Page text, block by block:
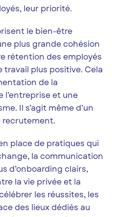
leur priorité.
le bien-être
plus grande cohésion
rétention des employés
travail plus positive. Cela
de la
l’entreprise et une
Il s’agit même d’un
recrutement.
place de pratiques qui
la communication
d’onboarding clairs,
la vie privée et la
les réussites, les
des lieux dédiés au